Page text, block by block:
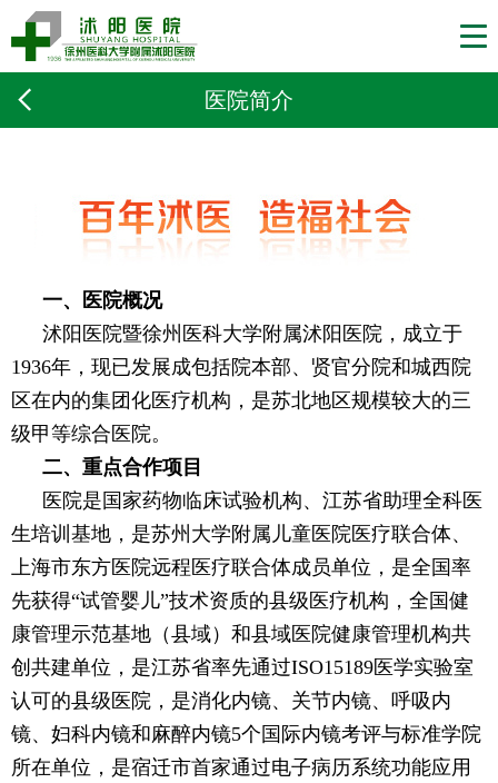
医院简介
一、医院概况
沭阳医院暨徐州医科大学附属沭阳医院，成立于
1936年，现已发展成包括院本部、贤官分院和城西院
区在内的集团化医疗机构，是苏北地区规模较大的三
级甲等综合医院。
二、重点合作项目
医院是国家药物临床试验机构、江苏省助理全科医
生培训基地，是苏州大学附属儿童医院医疗联合体、
上海市东方医院远程医疗联合体成员单位，是全国率
先获得“试管婴儿”技术资质的县级医疗机构，全国健
康管理示范基地（县域）和县域医院健康管理机构共
创共建单位，是江苏省率先通过ISO15189医学实验室
认可的县级医院，是消化内镜、关节内镜、呼吸内
镜、妇科内镜和麻醉内镜5个国际内镜考评与标准学院
所在单位，是宿迁市首家通过电子病历系统功能应用